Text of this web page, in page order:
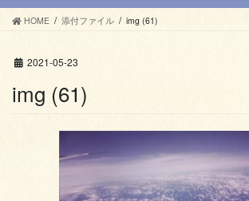
ス
ン
HOME 添付ファイル img (61)
2021-05-23
img (61)